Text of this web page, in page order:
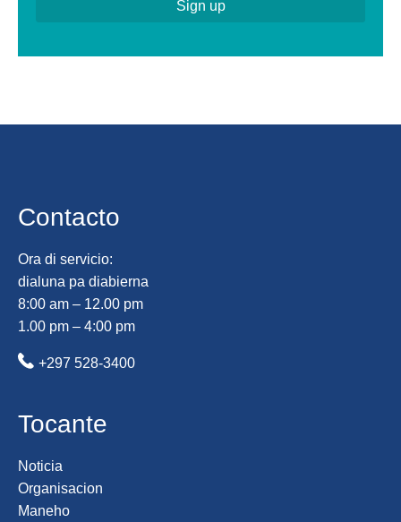
Contacto
Ora di servicio:
dialuna pa diabierna
8:00 am – 12.00 pm
1.00 pm – 4:00 pm
+297 528-3400
Tocante
Noticia
Organisacion
Maneho